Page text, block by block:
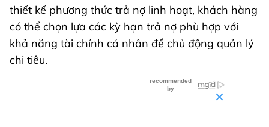
thiết kế phương thức trả nợ linh hoạt, khách hàng
có thể chọn lựa các kỳ hạn trả nợ phù hợp với
khả năng tài chính cá nhân để chủ động quản lý
chi tiêu.